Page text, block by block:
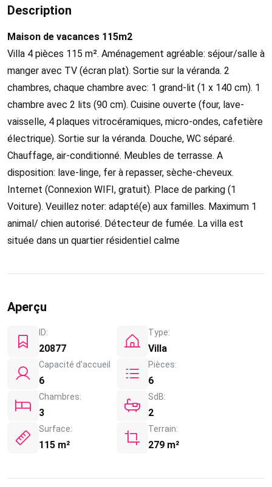
Description
Maison de vacances 115m2
Villa 4 pièces 115 m². Aménagement agréable: séjour/salle à
manger avec TV (écran plat). Sortie sur la véranda. 2
chambres, chaque chambre avec: 1 grand-lit (1 x 140 cm). 1
chambre avec 2 lits (90 cm). Cuisine ouverte (four, lave-
vaisselle, 4 plaques vitrocéramiques, micro-ondes, cafetière
électrique). Sortie sur la véranda. Douche, WC séparé.
Chauffage, air-conditionné. Meubles de terrasse. A
disposition: lave-linge, fer à repasser, sèche-cheveux.
Internet (Connexion WIFI, gratuit). Place de parking (1
Voiture). Veuillez noter: adapté(e) aux familles. Maximum 1
animal/ chien autorisé. Détecteur de fumée. La villa est
située dans un quartier résidentiel calme
Aperçu
ID:
20877
Type:
Villa
Capacité d'accueil
6
Pièces:
6
Chambres:
3
SdB:
2
Surface:
115 m²
Terrain:
279 m²